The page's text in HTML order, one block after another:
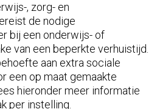
, zorg- en
de nodige
bij een onderwijs- of
van een beperkte verhuistijd.
aan extra sociale
een op maat gemaakte
hieronder meer informatie
per instelling.